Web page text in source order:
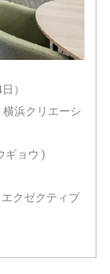
）
浜クリエーシ
ョウ )
クゼクティブ